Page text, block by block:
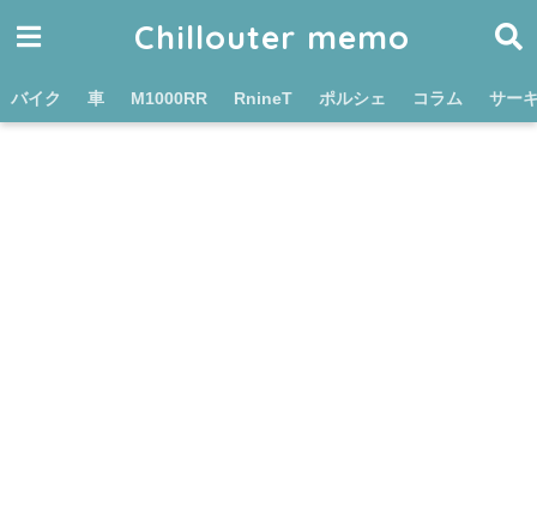
Chillouter memo
バイク 車 M1000RR RnineT ポルシェ コラム サー